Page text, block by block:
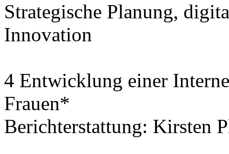
Strategische Planung,
Innovation
4 Entwicklung einer
Frauen*
Berichterstattung: Kirsten